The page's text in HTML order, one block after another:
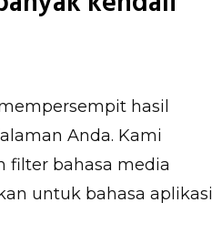
hasil
Anda. Kami
filter bahasa media
untuk bahasa aplikasi